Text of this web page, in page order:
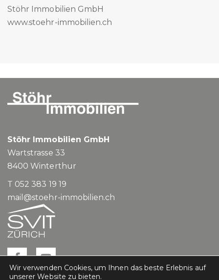
Stöhr Immobilien GmbH
www.stoehr-immobilien.ch
Stöhr Immobilien GmbH
Wartstrasse 33
8400Winterthur
T 052 383 19 19
mail@stoehr-immobilien.ch
Wir verwenden Cookies, um Ihnen das beste Erlebnis auf
unserer Website zu bieten.